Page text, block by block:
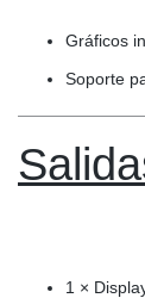
Gráficos
Soporte
1 ×